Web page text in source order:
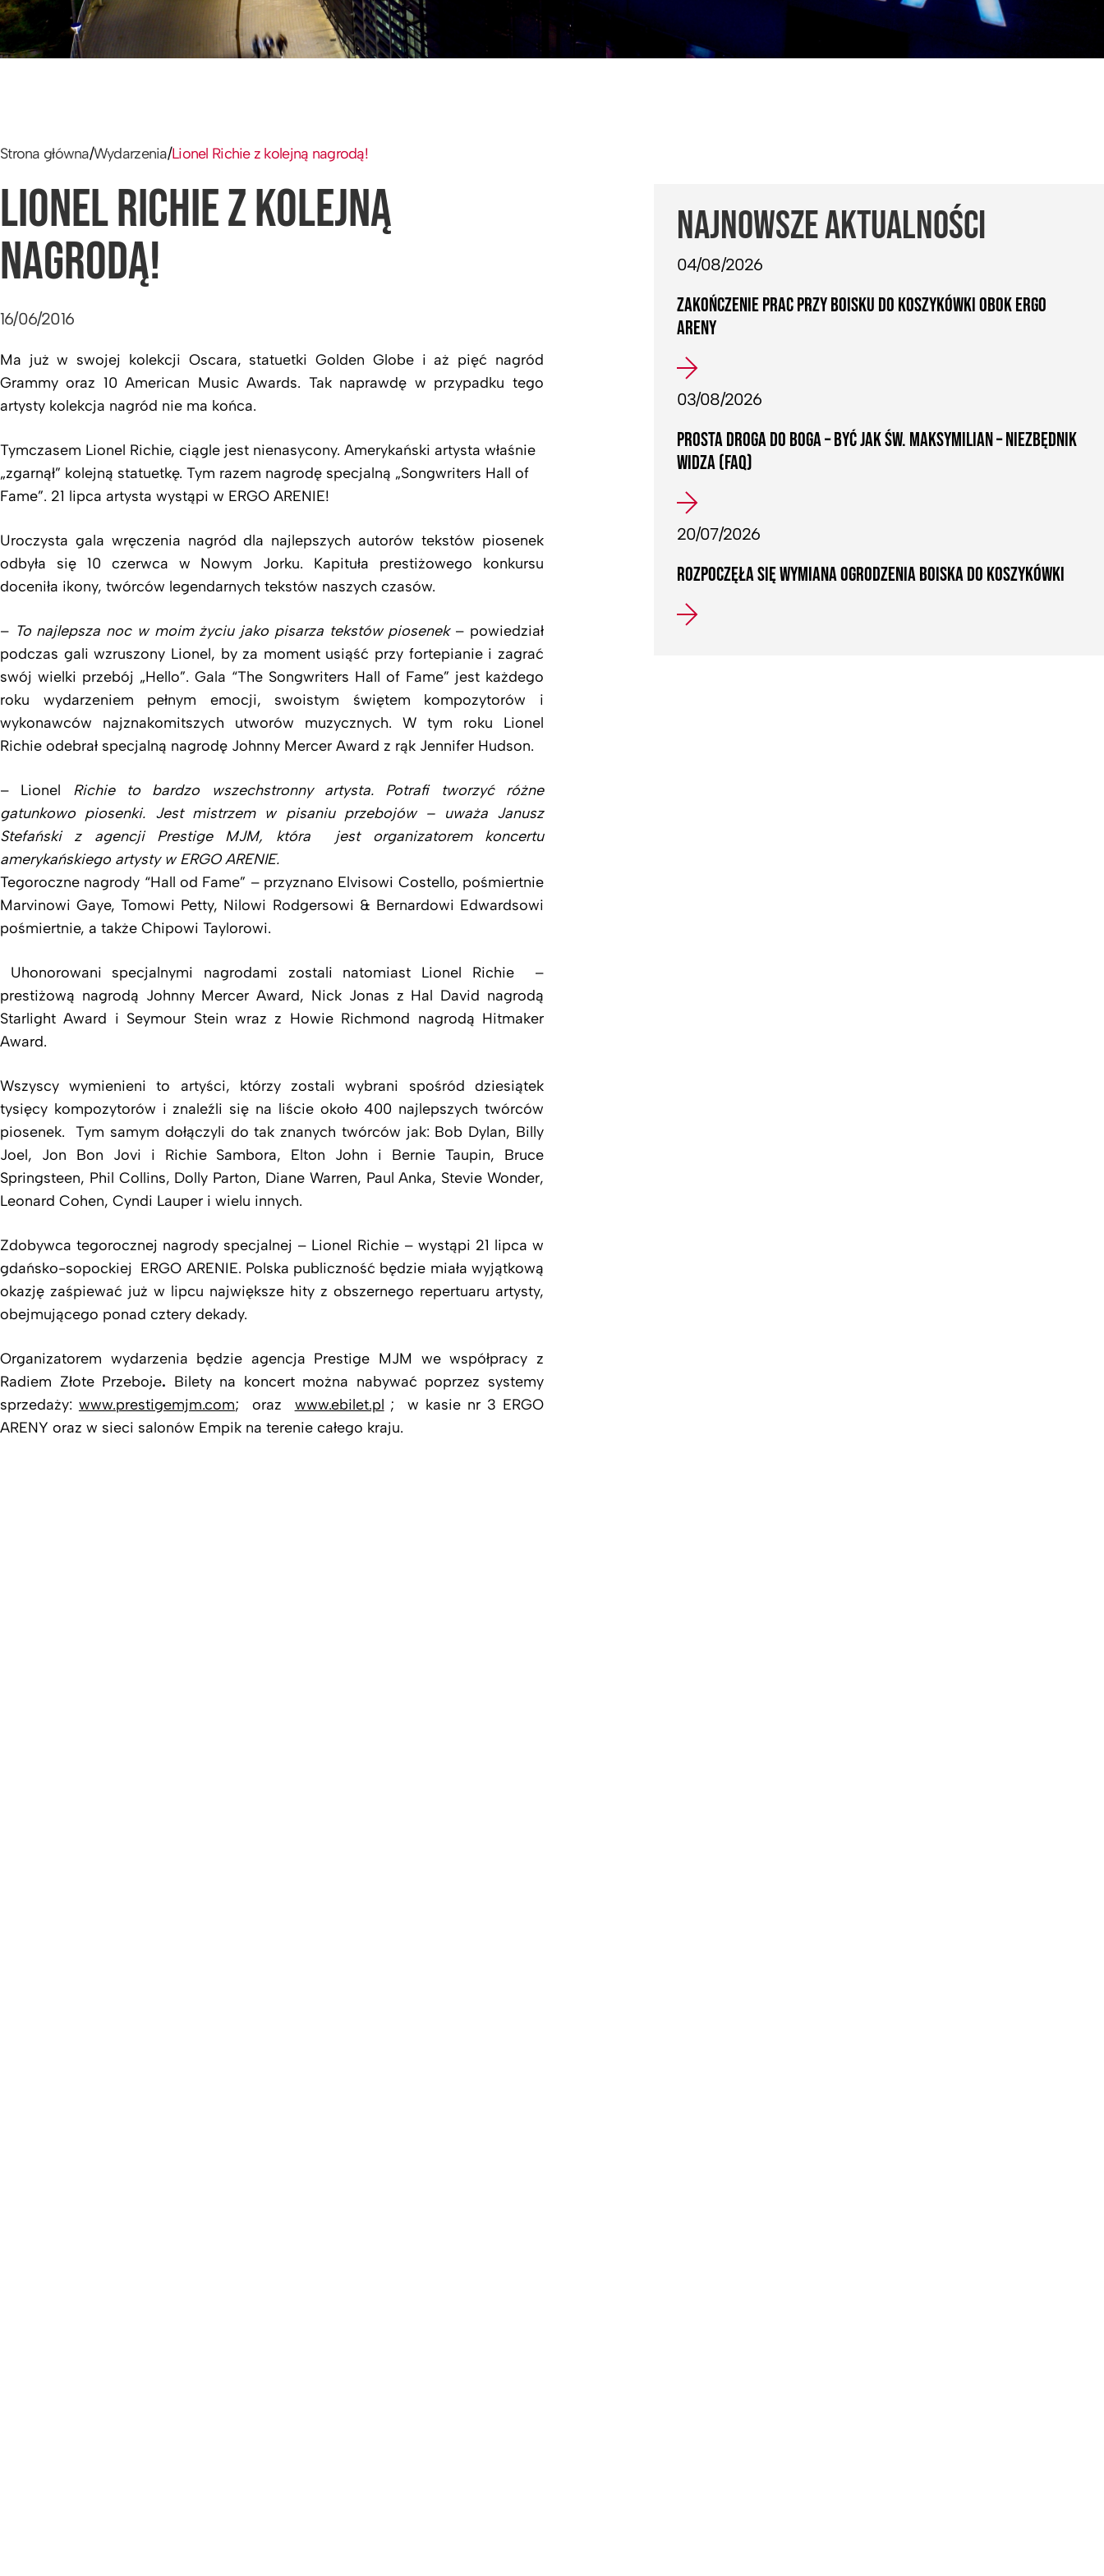
Strona główna/Wydarzenia/Lionel Richie z kolejną nagrodą!
LIONEL RICHIE Z KOLEJNĄ
NAGRODĄ!
16/06/2016
Ma już w swojej kolekcji Oscara, statuetki Golden Globe i aż pięć nagród
Grammy oraz 10 American Music Awards. Tak naprawdę w przypadku tego
artysty kolekcja nagród nie ma końca.
Tymczasem Lionel Richie, ciągle jest nienasycony. Amerykański artysta właśnie
„zgarnął” kolejną statuetkę. Tym razem nagrodę specjalną „Songwriters Hall of
Fame”. 21 lipca artysta wystąpi w ERGO ARENIE!
Uroczysta gala wręczenia nagród dla najlepszych autorów tekstów piosenek
odbyła się 10 czerwca w Nowym Jorku. Kapituła prestiżowego konkursu
doceniła ikony, twórców legendarnych tekstów naszych czasów.
– To najlepsza noc w moim życiu jako pisarza tekstów piosenek– powiedział
podczas gali wzruszony Lionel, by za moment usiąść przy fortepianie i zagrać
swój wielki przebój „Hello”. Gala “The Songwriters Hall of Fame” jest każdego
roku wydarzeniem pełnym emocji, swoistym świętem kompozytorów i
wykonawców najznakomitszych utworów muzycznych. W tym roku Lionel
Richie odebrał specjalną nagrodę Johnny Mercer Award z rąk Jennifer Hudson.
– Lionel Richie to bardzo wszechstronny artysta. Potrafi tworzyć różne
gatunkowo piosenki. Jest mistrzem w pisaniu przebojów – uważa Janusz
Stefański z agencji Prestige MJM, która jest organizatorem koncertu
amerykańskiego artysty w ERGO ARENIE.
Tegoroczne nagrody “Hall od Fame” – przyznano Elvisowi Costello, pośmiertnie
Marvinowi Gaye, Tomowi Petty, Nilowi Rodgersowi & Bernardowi Edwardsowi
pośmiertnie, a także Chipowi Taylorowi.
Uhonorowani specjalnymi nagrodami zostali natomiast Lionel Richie –
prestiżową nagrodą Johnny Mercer Award, Nick Jonas z Hal David nagrodą
Starlight Award i Seymour Stein wraz z Howie Richmond nagrodą Hitmaker
Award.
Wszyscy wymienieni to artyści, którzy zostali wybrani spośród dziesiątek
tysięcy kompozytorów i znaleźli się na liście około 400 najlepszych twórców
piosenek. Tym samym dołączyli do tak znanych twórców jak: Bob Dylan, Billy
Joel, Jon Bon Jovi i Richie Sambora, Elton John i Bernie Taupin, Bruce
Springsteen, Phil Collins, Dolly Parton, Diane Warren, Paul Anka, Stevie Wonder,
Leonard Cohen, Cyndi Lauper i wielu innych.
Zdobywca tegorocznej nagrody specjalnej – Lionel Richie – wystąpi 21 lipca w
gdańsko-sopockiej ERGO ARENIE. Polska publiczność będzie miała wyjątkową
okazję zaśpiewać już w lipcu największe hity z obszernego repertuaru artysty,
obejmującego ponad cztery dekady.
Organizatorem wydarzenia będzie agencja Prestige MJM we współpracy z
Radiem Złote Przeboje. Bilety na koncert można nabywać poprzez systemy
sprzedaży: www.prestigemjm.com; oraz www.ebilet.pl ; w kasie nr 3 ERGO
ARENY oraz w sieci salonów Empik na terenie całego kraju.
NAJNOWSZE AKTUALNOŚCI
04/08/2026
ZAKOŃCZENIE PRAC PRZY BOISKU DO KOSZYKÓWKI OBOK ERGO
ARENY
03/08/2026
PROSTA DROGA DO BOGA – BYĆ JAK ŚW. MAKSYMILIAN – NIEZBĘDNIK
WIDZA (FAQ)
20/07/2026
ROZPOCZĘŁA SIĘ WYMIANA OGRODZENIA BOISKA DO KOSZYKÓWKI